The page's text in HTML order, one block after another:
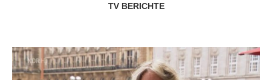
TV BERICHTE